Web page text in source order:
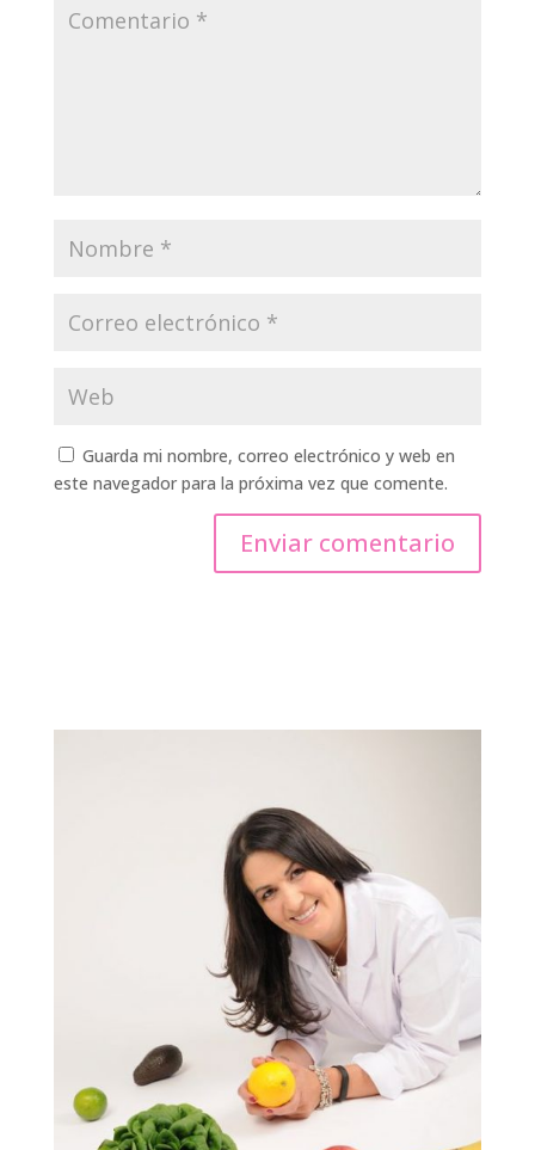
Guarda mi nombre, correo electrónico y web en
este navegador para la próxima vez que comente.